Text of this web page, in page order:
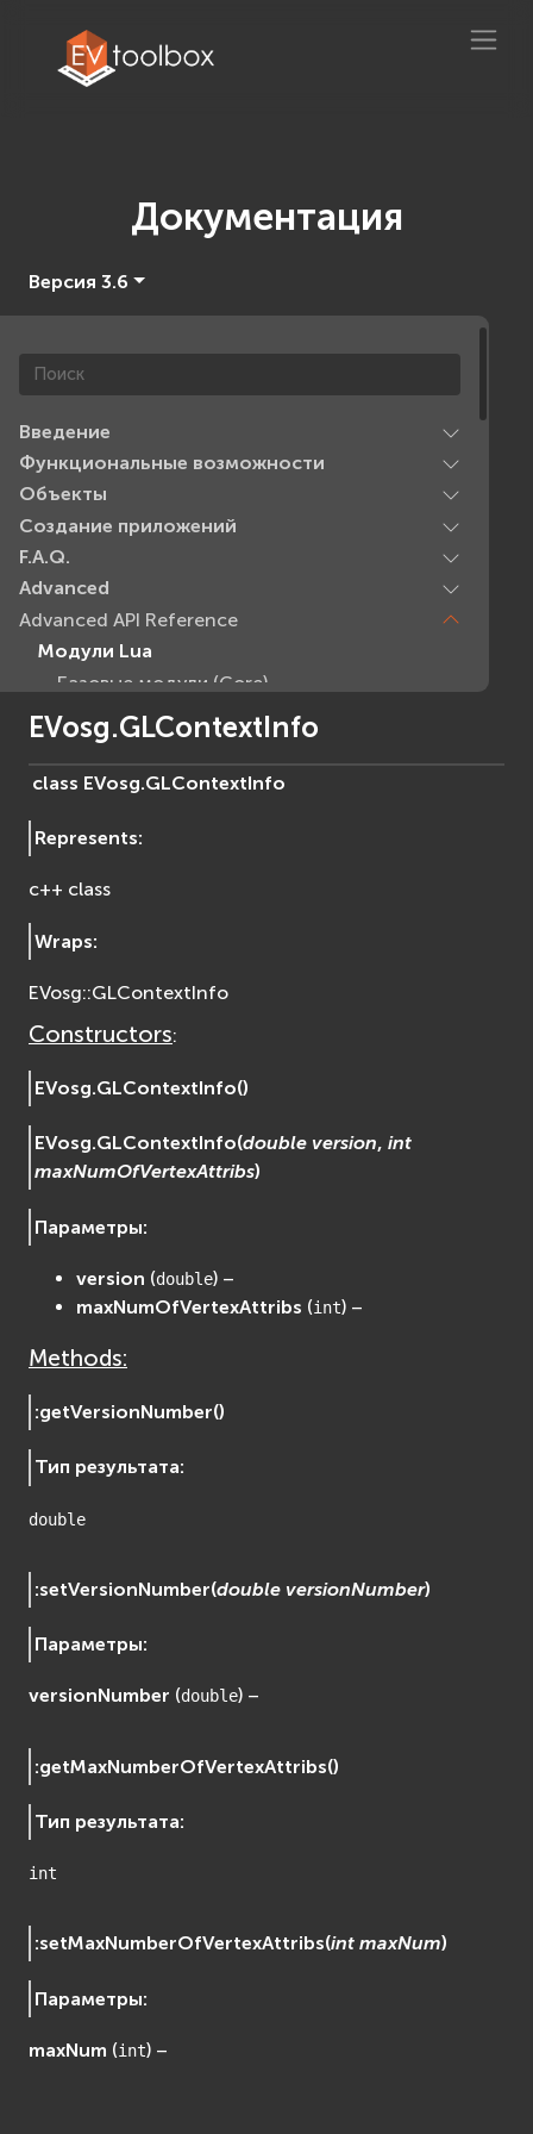
Документация
Версия 3.6
Введение
Функциональные возможности
Объекты
Создание приложений
F.A.Q.
Advanced
Advanced API Reference
Модули Lua
Базовые модули (Core)
EVcommon
evar2
evlua
Граф Сцены (Scene Graph)
EVosgAnimation
EVosgHMD
EVosgShadow
EVosgUtil
osg
osgDB
osgParticle
osgShadow
osgText
osgViewer
bullet
Фаиловая система (File System)
EVremoted
EVosg.GLContextInfo
class EVosg.GLContextInfo
Represents:
c++ class
Wraps:
EVosg::GLContextInfo
Constructors:
EVosg.GLContextInfo()
EVosg.GLContextInfo(double version,int
maxNumOfVertexAttribs)
Параметры:
version (double) –
maxNumOfVertexAttribs (int) –
Methods:
:getVersionNumber()
Тип результата:
double
:setVersionNumber(double versionNumber)
Параметры:
versionNumber (double) –
:getMaxNumberOfVertexAttribs()
Тип результата:
int
:setMaxNumberOfVertexAttribs(int maxNum)
Параметры:
maxNum (int) –